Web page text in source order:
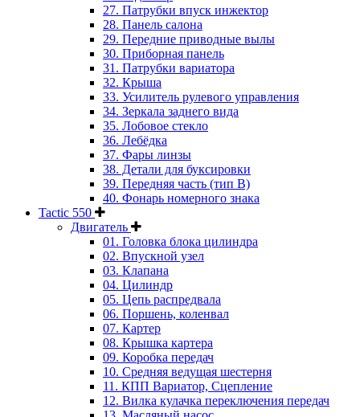
27. Патрубки впуск инжектор
28. Панель салона
29. Передние приводные вылы
30. Приборная панель
31. Патрубки вариатора
32. Крыша
33. Усилитель рулевого управления
34. Зеркала заднего вида
35. Лобовое стекло
36. Лебёдка
37. Фары линзы
38. Детали для буксировки
39. Передняя часть (тип B)
40. Фонарь номерного знака
Tactic 550
Двигатель
01. Головка блока цилиндра
02. Впускной узел
03. Клапана
04. Цилиндр
05. Цепь распредвала
06. Поршень, коленвал
07. Картер
08. Крышка картера
09. Коробка передач
10. Средняя ведущая шестерня
11. КПП Вариатор, Сцепление
12. Вилка кулачка переключения передач